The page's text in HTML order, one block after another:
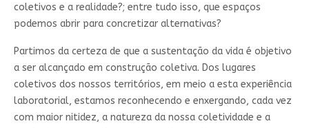
coletivos e a realidade?; entre tudo isso, que espaços
podemos abrir para concretizar alternativas?
Partimos da certeza de que a sustentação da vida é objetivo
a ser alcançado em construção coletiva. Dos lugares
coletivos dos nossos territórios, em meio a esta experiência
laboratorial, estamos reconhecendo e enxergando, cada vez
com maior nitidez, a natureza da nossa coletividade e a